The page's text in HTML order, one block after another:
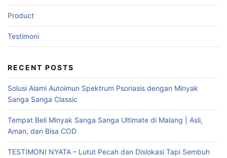
Product
Testimoni
RECENT POSTS
Solusi Alami Autoimun Spektrum Psoriasis dengan Minyak
Sanga Sanga Classic
Tempat Beli Minyak Sanga Sanga Ultimate di Malang | Asli,
Aman, dan Bisa COD
TESTIMONI NYATA – Lutut Pecah dan Dislokasi Tapi Sembuh